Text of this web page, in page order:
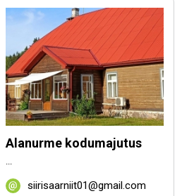
Alanurme kodumajutus
...
siirisaarniit01@gmail.com